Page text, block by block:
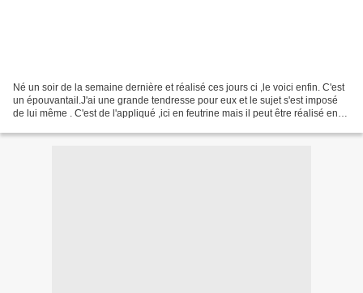
Né un soir de la semaine dernière et réalisé ces jours ci ,le voici enfin. C'est
un épouvantail.J'ai une grande tendresse pour eux et le sujet s'est imposé
de lui même . C'est de l'appliqué ,ici en feutrine mais il peut être réalisé en